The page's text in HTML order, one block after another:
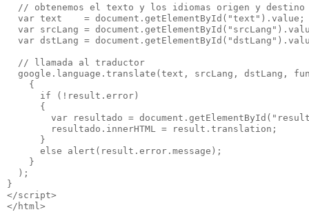
  // obtenemos el texto y los idiomas origen y destino
  var text    = document.getElementById("text").value;
var srcLang =
var dstLang =
  // llamada al traductor
google.language.translate(text, srcLang, dstLang,
    {
      if (!result.error)
      {
var resultado =
        resultado.innerHTML = result.translation;
      }
      else alert(result.error.message);
    }
  );
}
</script>
</html>